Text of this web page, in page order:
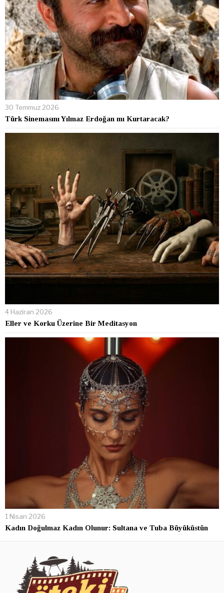
30 Temmuz 2026
Türk Sinemasını Yılmaz Erdoğan mı Kurtaracak?
4 Haziran 2026
Eller ve Korku Üzerine Bir Meditasyon
1 Nisan 2026
Kadın Doğulmaz Kadın Olunur: Sultana ve Tuba Büyüküstün